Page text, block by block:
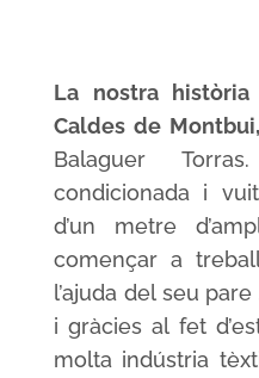
La nostra història
Caldes de Montbui,
Balaguer
condicionada i
d’un metre
començar a
l’ajuda del seu
i gràcies al fet
molta indústria